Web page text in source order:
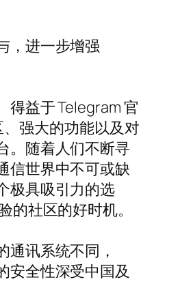
，进一步增强
得益于 Telegram 官
强大的功能以及对
。随着人们不断寻
信世界中不可或缺
极具吸引力的选
社区的好时机。
讯系统不同，
安全性深受中国及